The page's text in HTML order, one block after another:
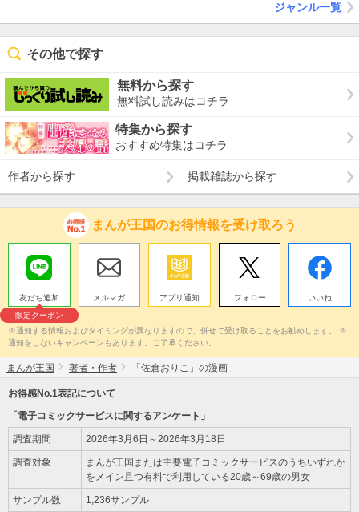
ジャンル一覧
その他で探す
無料から探す
無料試し読みはコチラ
特集から探す
おすすめ特集はコチラ
作者から探す 掲載雑誌から探す
まんが王国のお得情報を受け取ろう
友だち追加
限定クーポン
メルマガ アプリ通知 フォロー いいね
※通知する情報およびタイミングが異なりますので、併せて受け取ることをお勧めします。 ※
通知をしないキャンペーンもあります。ご了承ください。
まんが王国 著者・作者 「佐倉おりこ」の漫画
お得感No.1表記について
「電子コミックサービスに関するアンケート」
調査期間 2026年3月6日～2026年3月18日
調査対象
まんが王国または主要電子コミックサービスのうちいずれか
をメイン且つ有料で利用している20歳～69歳の男女
サンプル数 1,236サンプル